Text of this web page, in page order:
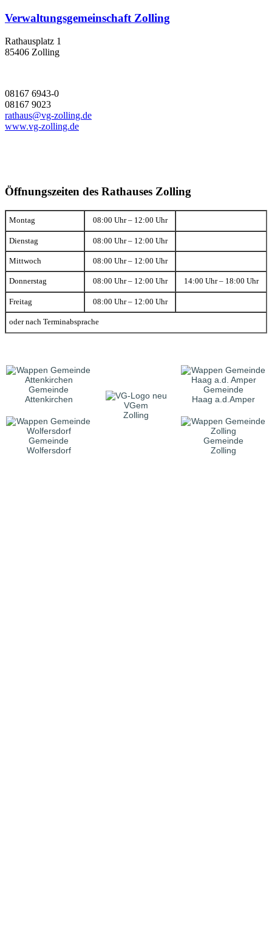
Verwaltungsgemeinschaft Zolling
Rathausplatz 1
85406 Zolling
08167 6943-0
08167 9023
rathaus@vg-zolling.de
www.vg-zolling.de
Öffnungszeiten des Rathauses Zolling
Montag 08:00 Uhr – 12:00 Uhr
Dienstag 08:00 Uhr – 12:00 Uhr
Mittwoch 08:00 Uhr – 12:00 Uhr
Donnerstag 08:00 Uhr – 12:00 Uhr 14:00 Uhr – 18:00 Uhr
Freitag 08:00 Uhr – 12:00 Uhr
oder nach Terminabsprache
Gemeinde
Attenkirchen
VGem
Zolling
Gemeinde
Haag a.d.Amper
Gemeinde
Wolfersdorf
Gemeinde
Zolling